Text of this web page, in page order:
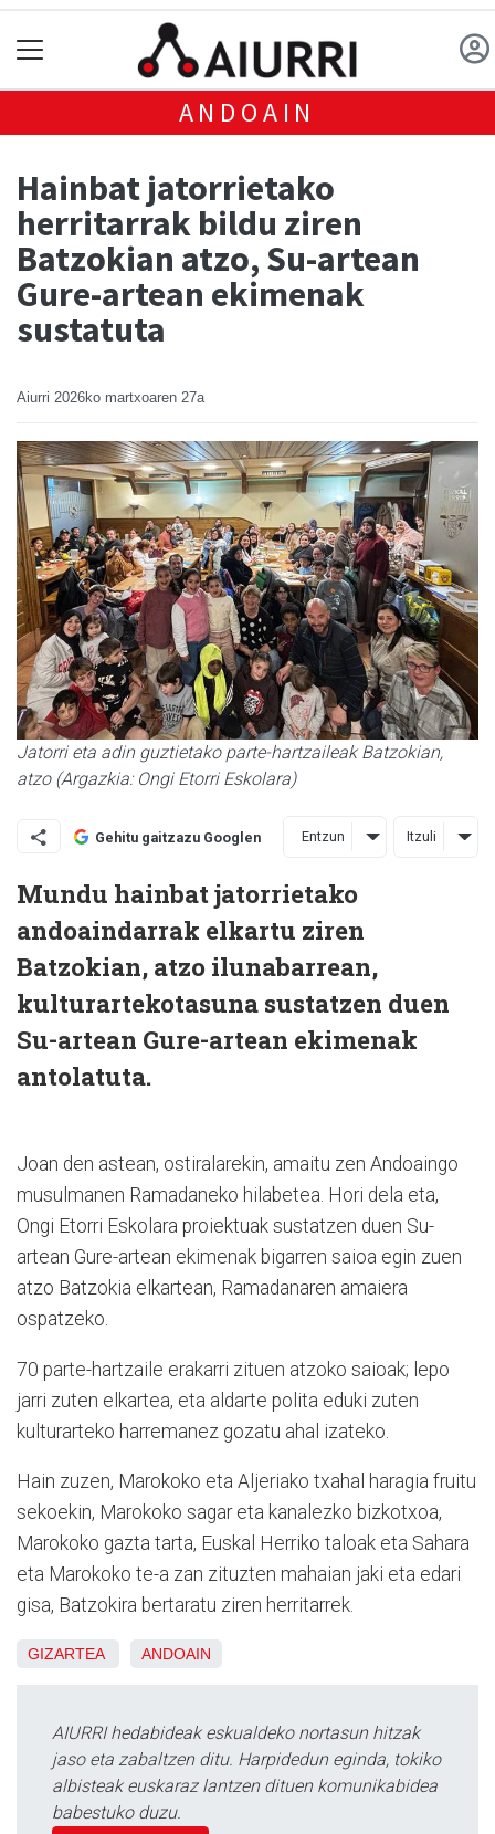
ANDOAIN
Hainbat jatorrietako
herritarrak bildu ziren
Batzokian atzo, Su-artean
Gure-artean ekimenak
sustatuta
Aiurri 2026ko martxoaren 27a
Jatorri eta adin guztietako parte-hartzaileak Batzokian,
atzo (Argazkia: Ongi Etorri Eskolara)
Gehitu gaitzazu Googlen Entzun Itzuli
Mundu hainbat jatorrietako
andoaindarrak elkartu ziren
Batzokian, atzo ilunabarrean,
kulturartekotasuna sustatzen duen
Su-artean Gure-artean ekimenak
antolatuta.
Joan den astean, ostiralarekin, amaitu zen Andoaingo
musulmanen Ramadaneko hilabetea. Hori dela eta,
Ongi Etorri Eskolara proiektuak sustatzen duen Su-
artean Gure-artean ekimenak bigarren saioa egin zuen
atzo Batzokia elkartean, Ramadanaren amaiera
ospatzeko.
70 parte-hartzaile erakarri zituen atzoko saioak; lepo
jarri zuten elkartea, eta aldarte polita eduki zuten
kulturarteko harremanez gozatu ahal izateko.
Hain zuzen, Marokoko eta Aljeriako txahal haragia fruitu
sekoekin, Marokoko sagar eta kanalezko bizkotxoa,
Marokoko gazta tarta, Euskal Herriko taloak eta Sahara
eta Marokoko te-a zan zituzten mahaian jaki eta edari
gisa, Batzokira bertaratu ziren herritarrek.
GIZARTEA ANDOAIN
AIURRI hedabideak eskualdeko nortasun hitzak
jaso eta zabaltzen ditu. Harpidedun eginda, tokiko
albisteak euskaraz lantzen dituen komunikabidea
babestuko duzu.